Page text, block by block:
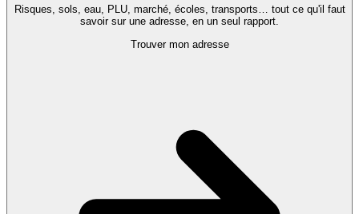
Risques, sols, eau, PLU, marché, écoles, transports… tout ce qu'il faut
savoir sur une adresse, en un seul rapport.
Trouver mon adresse